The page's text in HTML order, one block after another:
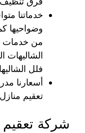
خدماتنا
وضواحيها
من خدمات
فلل
أسعارنا
تعقيم
شركة تعقيم